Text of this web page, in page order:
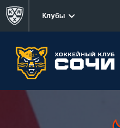
Клубы